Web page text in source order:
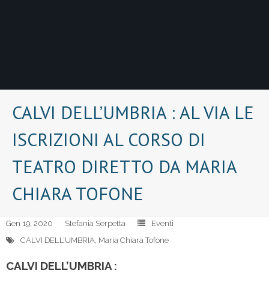
CALVI DELL’UMBRIA : AL VIA LE
ISCRIZIONI AL CORSO DI
TEATRO DIRETTO DA MARIA
CHIARA TOFONE
Gen 19, 2020 Stefania Serpetta
Eventi
CALVI DELL’UMBRIA, Maria Chiara Tofone
CALVI DELL’UMBRIA :